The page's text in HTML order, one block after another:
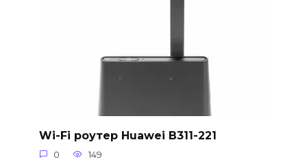
Wi-Fi роутер Huawei B311-221
0 149